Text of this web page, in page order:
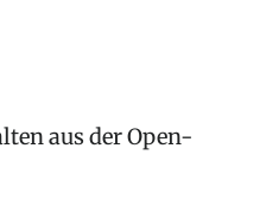
aus der Open-